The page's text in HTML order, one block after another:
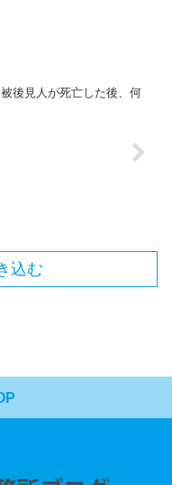
後見人が死亡した後、何
込む